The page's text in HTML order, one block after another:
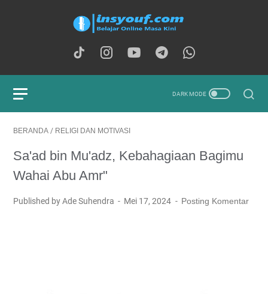
BERANDA / RELIGI DAN MOTIVASI
Sa'ad bin Mu'adz, Kebahagiaan Bagimu
Wahai Abu Amr"
Published by Ade Suhendra Mei 17, 2024 Posting Komentar